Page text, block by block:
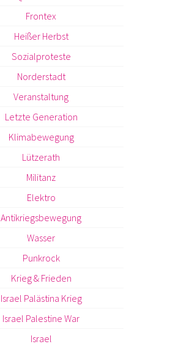
Frontex
Heißer Herbst
Sozialproteste
Norderstadt
Veranstaltung
Letzte Generation
Klimabewegung
Lützerath
Militanz
Elektro
Antikriegsbewegung
Wasser
Punkrock
Krieg & Frieden
Israel Palästina Krieg
Israel Palestine War
Israel